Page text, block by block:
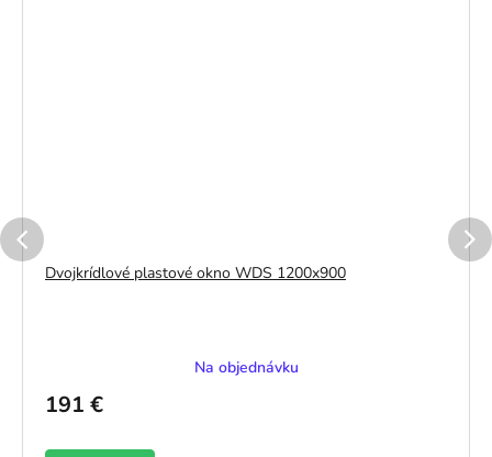
Dvojkrídlové plastové okno WDS 1200x900
Na objednávku
191 €